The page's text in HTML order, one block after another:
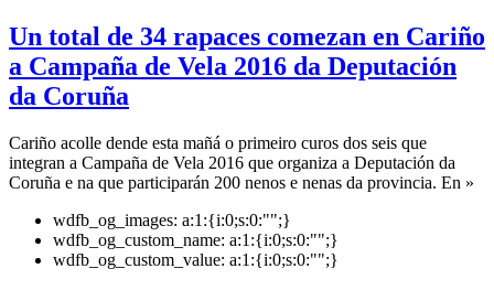
Un total de 34 rapaces comezan en Cariño
a Campaña de Vela 2016 da Deputación
da Coruña
Cariño acolle dende esta mañá o primeiro curos dos seis que
integran a Campaña de Vela 2016 que organiza a Deputación da
Coruña e na que participarán 200 nenos e nenas da provincia. En »
wdfb_og_images: a:1:{i:0;s:0:"";}
wdfb_og_custom_name: a:1:{i:0;s:0:"";}
wdfb_og_custom_value: a:1:{i:0;s:0:"";}